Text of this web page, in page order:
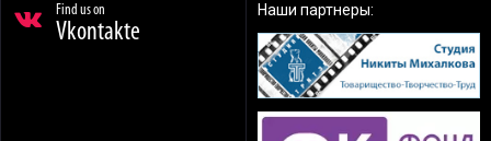
Find us on
Vkontakte
Наши партнеры: